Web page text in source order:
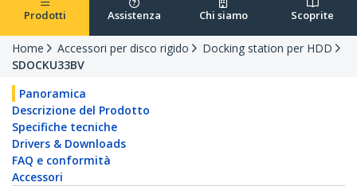
Prodotti Assistenza Chi siamo Scoprite
Home Accessori per disco rigido
Docking station per HDD
SDOCKU33BV
Panoramica
Descrizione del Prodotto
Specifiche tecniche
Drivers & Downloads
FAQ e conformità
Accessori